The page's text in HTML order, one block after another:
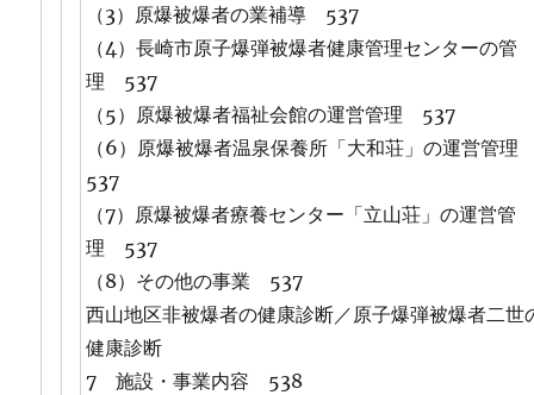
（3）原爆被爆者の業補導 537
（4）長崎市原子爆弾被爆者健康管理センターの管
理 537
（5）原爆被爆者福祉会館の運営管理 537
（6）原爆被爆者温泉保養所「大和荘」の運営管
537
（7）原爆被爆者療養センター「立山荘」の運営管
理 537
（8）その他の事業 537
西山地区非被爆者の健康診断／原子爆弾被爆者二世
健康診断
7 施設・事業内容 538